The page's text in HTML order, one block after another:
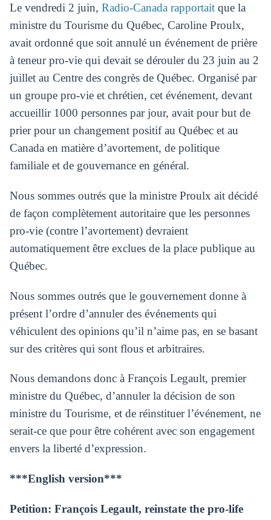
Le vendredi 2 juin, Radio-Canada rapportaitque la
ministre du Tourisme du Québec, Caroline Proulx,
avait ordonné que soit annulé un événement de prière
à teneur pro-vie qui devait se dérouler du 23 juin au 2
juillet au Centre des congrès de Québec. Organisé par
un groupe pro-vie et chrétien, cet événement, devant
accueillir 1000 personnes par jour, avait pour but de
prier pour un changement positif au Québec et au
Canada en matière d’avortement, de politique
familiale et de gouvernance en général.
Nous sommes outrés que la ministre Proulx ait décidé
de façon complètement autoritaire que les personnes
pro-vie (contre l’avortement) devraient
automatiquement être exclues de la place publique au
Québec.
Nous sommes outrés que le gouvernement donne à
présent l’ordre d’annuler des événements qui
véhiculent des opinions qu’il n’aime pas, en se basant
sur des critères qui sont flous et arbitraires.
Nous demandons donc à François Legault, premier
ministre du Québec, d’annuler la décision de son
ministre du Tourisme, et de réinstituer l’événement, ne
serait-ce que pour être cohérent avec son engagement
envers la liberté d’expression.
***English version***
Petition: François Legault, reinstate the pro-life